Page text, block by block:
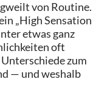
von Routine.
„High Sensation
etwas ganz
oft
zum
— und weshalb